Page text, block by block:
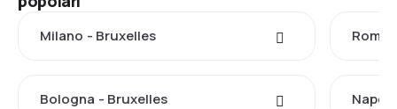
Milano - Bruxelles Roma
Bologna - Bruxelles